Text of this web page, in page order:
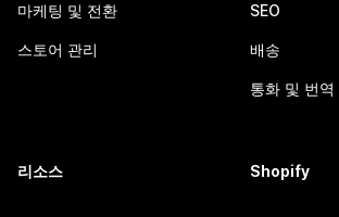
마케팅 및 전환
스토어 관리
SEO
배송
통화 및 번역
리소스 Shopify